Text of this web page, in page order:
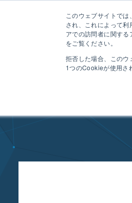
このウェブサイトで
され、これによって
アでの訪問者に関する
をご覧ください。
拒否した場合、このウ
1つのCookieが使用さ
自分や、チームの仲間の仕事のスケジュールや活動が